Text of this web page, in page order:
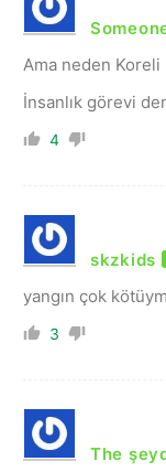
Ama neden Koreli
İnsanlık görevi
4
skzkids
yangın çok
3
The